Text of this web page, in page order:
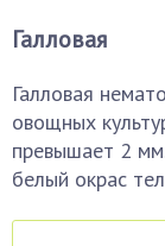
Галловая
Галловая
овощных
превышает 2
белый окрас